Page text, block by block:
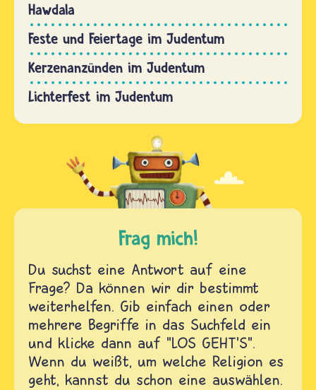
Hawdala
Feste und Feiertage im Judentum
Kerzenanzünden im Judentum
Lichterfest im Judentum
Frag mich!
Du suchst eine Antwort auf eine
Frage? Da können wir dir bestimmt
weiterhelfen. Gib einfach einen oder
mehrere Begriffe in das Suchfeld ein
und klicke dann auf "LOS GEHT'S".
Wenn du weißt, um welche Religion es
geht, kannst du schon eine auswählen.